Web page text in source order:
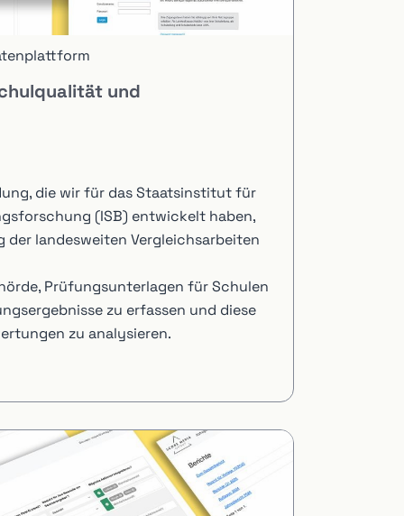
und
die wir für das Staatsinstitut für
(ISB) entwickelt haben,
der landesweiten Vergleichsarbeiten
Prüfungsunterlagen für Schulen
zu erfassen und diese
zu analysieren.